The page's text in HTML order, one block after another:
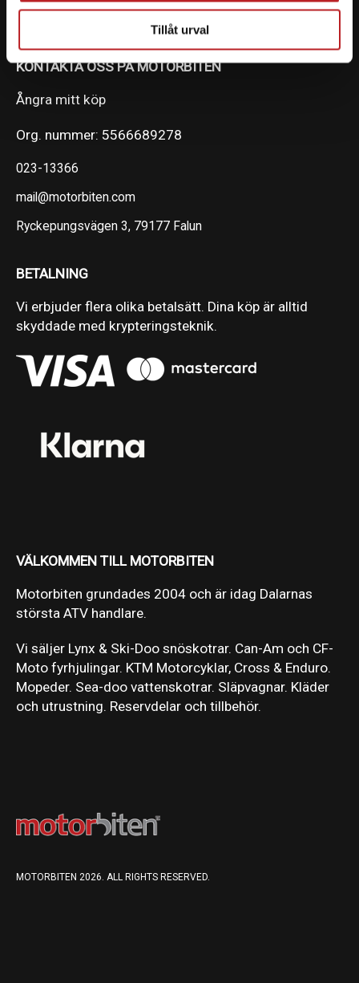
Tillåt urval
KONTAKTA OSS PÅ MOTORBITEN
Ångra mitt köp
Org. nummer: 5566689278
023-13366
mail@motorbiten.com
Ryckepungsvägen 3, 79177 Falun
BETALNING
Vi erbjuder flera olika betalsätt. Dina köp är alltid
skyddade med krypteringsteknik.
VÄLKOMMEN TILL MOTORBITEN
Motorbiten grundades 2004 och är idag Dalarnas
största ATV handlare.
Vi säljer Lynx & Ski-Doo snöskotrar. Can-Am och CF-
Moto fyrhjulingar. KTM Motorcyklar, Cross & Enduro.
Mopeder. Sea-doo vattenskotrar. Släpvagnar. Kläder
och utrustning. Reservdelar och tillbehör.
MOTORBITEN 2026. ALL RIGHTS RESERVED.